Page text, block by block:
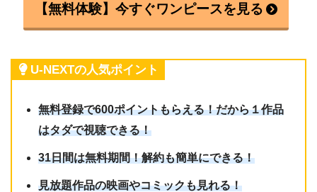
【無料体験】今すぐワンピースを見る
U-NEXTの人気ポイント
無料登録で600ポイントもらえる！だから１作品
はタダで視聴できる！
31日間は無料期間！解約も簡単にできる！
見放題作品の映画やコミックも見れる！